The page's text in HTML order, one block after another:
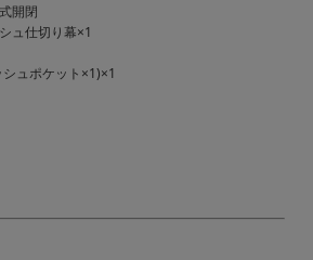
開閉
ュ仕切り幕×1
ュポケット×1)×1